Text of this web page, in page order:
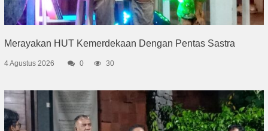
Merayakan HUT Kemerdekaan Dengan Pentas Sastra
4 Agustus 2026 0 30